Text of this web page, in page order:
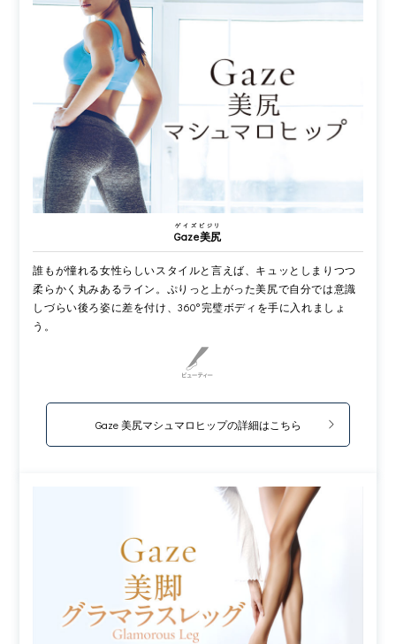
Gaze美尻
ゲイズビジリ
誰もが憧れる女性らしいスタイルと言えば、キュッとしまりつつ
柔らかく丸みあるライン。ぷりっと上がった美尻で自分では意識
しづらい後ろ姿に差を付け、360°完璧ボディを手に入れましょ
う。
Gaze 美尻マシュマロヒップの詳細はこちら